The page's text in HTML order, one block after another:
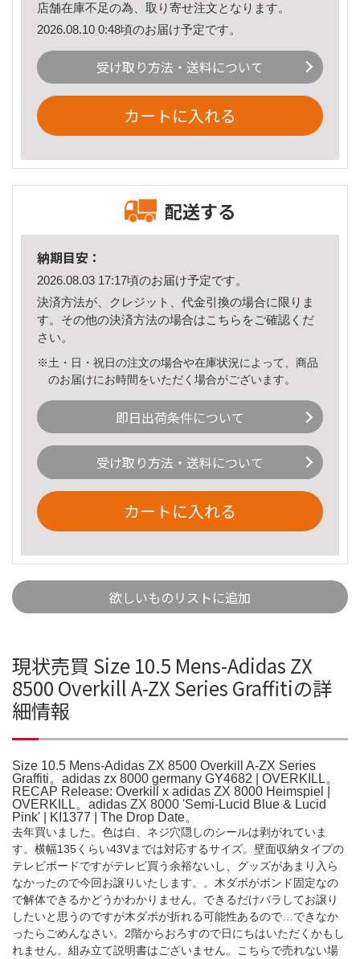
店舗在庫不足の為、取り寄せ注文となります。
2026.08.10 0:48頃のお届け予定です。
受け取り方法・送料について
カートに入れる
配送する
納期目安：
2026.08.03 17:17頃のお届け予定です。
決済方法が、クレジット、代金引換の場合に限りま
す。その他の決済方法の場合はこちら をご確認くだ
さい。
※土・日・祝日の注文の場合や在庫状況によって、商品
のお届けにお時間をいただく場合がございます。
即日出荷条件について
受け取り方法・送料について
カートに入れる
欲しいものリストに追加
現状売買 Size 10.5 Mens-Adidas ZX
8500 Overkill A-ZX Series Graffitiの詳
細情報
Size 10.5 Mens-Adidas ZX 8500 Overkill A-ZX Series
Graffiti。adidas zx 8000 germany GY4682 | OVERKILL。
RECAP Release: Overkill x adidas ZX 8000 Heimspiel |
OVERKILL。adidas ZX 8000 'Semi-Lucid Blue & Lucid
Pink' | KI1377 | The Drop Date。
去年買いました。色は白、ネジ穴隠しのシールは剥がれていま
す。横幅135くらい43Vまでは対応するサイズ。壁面収納タイプの
テレビボードですがテレビ買う余裕ないし、グッズがあまり入ら
なかったので今回お譲りいたします。。木ダボがボンド固定なの
で解体できるかどうかわかりません。できるだけバラしてお譲り
したいと思うのですが木ダボが折れる可能性あるので…できなか
ったらごめんなさい。2階からおろすので日にちはいただくかもし
れません。組み立て説明書はございません。こちらで売れない場